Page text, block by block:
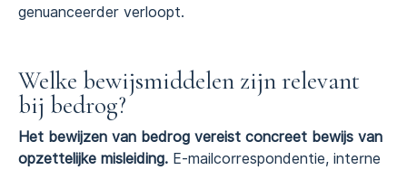
genuanceerder verloopt.
Welke bewijsmiddelen zijn relevant
bij bedrog?
Het bewijzen van bedrog vereist concreet bewijs van
opzettelijke misleiding. E-mailcorrespondentie, interne